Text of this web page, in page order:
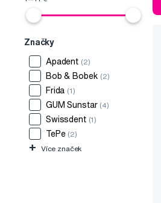
Značky
Apadent (2)
Bob & Bobek (2)
Frida (1)
GUM Sunstar (4)
Swissdent (1)
TePe (2)
+ Více značek